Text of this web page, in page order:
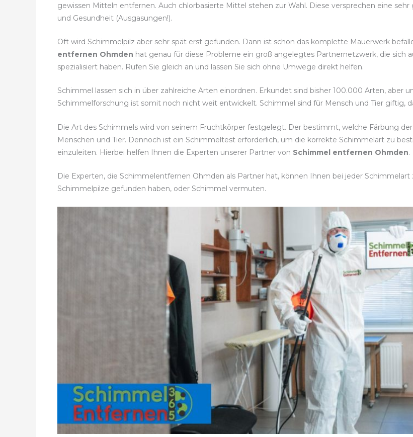
gewissen Mitteln entfernen. Auch chlorbasierte Mittel stehen zur Wahl. Diese versprechen eine
und Gesundheit (Ausgasungen!).
Oft wird Schimmelpilz aber sehr spät erst gefunden. Dann ist schon das komplette Mauerwerk
entfernen Ohmden hat genau für diese Probleme ein groß angelegtes Partnernetzwerk, die sich
spezialisiert haben. Rufen Sie gleich an und lassen Sie sich ohne Umwege direkt helfen.
Schimmel lassen sich in über zahlreiche Arten einordnen. Erkundet sind bisher 100.000 Arten, aber
Schimmelforschung ist somit noch nicht weit entwickelt. Schimmel sind für Mensch und Tier giftig,
Die Art des Schimmels wird von seinem Fruchtkörper festgelegt. Der bestimmt, welche Färbung der
Menschen und Tier. Dennoch ist ein Schimmeltest erforderlich, um die korrekte Schimmelart zu
einzuleiten. Hierbei helfen Ihnen die Experten unserer Partner von Schimmel entfernen Ohmden.
Die Experten, die Schimmelentfernen Ohmden als Partner hat, können Ihnen bei jeder
Schimmelpilze gefunden haben, oder Schimmel vermuten.